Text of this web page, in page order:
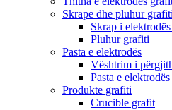
Skrape dhe pluhur grafiti
Skrap i
Pluhur grafiti
Pasta e elektrodës
Vështrim i
Pasta e
Produkte grafiti
Crucible grafit